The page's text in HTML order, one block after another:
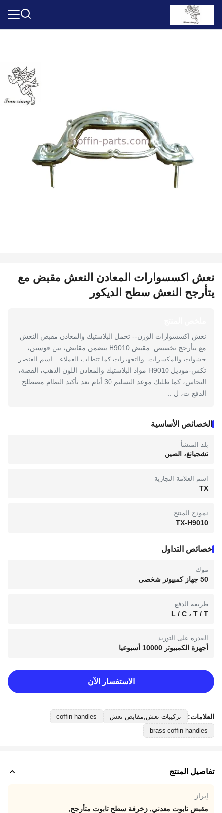
نعش اكسسوارات المعادن النعش مقبض مع
يتأرجح النعش سطح الديكور
نعش اكسسوارات الوزن-- تحمل البلاستيك والمعادن مقبض النعش
مع يتأرجح تخصيص: مقبض H9010 يتضمن مقابض، بين قوسين،
حشوات والمكسرات. والتجهيزات كما تتطلب العملاء .. اسم العنصر
تكس-موديل H9010 مواد البلاستيك والمعادن اللون الذهب، الفضة،
النحاس، كما طلبك موعد التسليم 30 أيام بعد تأكيد النظام مصطلح
الدفع ت، ل ...
الخصائص الأساسية
بلد المنشأ
تشجيانغ، الصين
اسم العلامة التجارية
TX
نموذج المنتج
TX-H9010
خصائص التداول
موك
50 جهاز كمبيوتر شخصى
طريقة الدفع
L / C ، T / T
القدرة على التوريد
أجهزة الكمبيوتر 10000 أسبوعيا
الاستفسار الآن
العلامات: تركيبات نعش,مقابض نعش
coffin handles
brass coffin handles
تفاصيل المنتج
إبراز:
مقبض تابوت معدني, زخرفة سطح تابوت متأرجح,